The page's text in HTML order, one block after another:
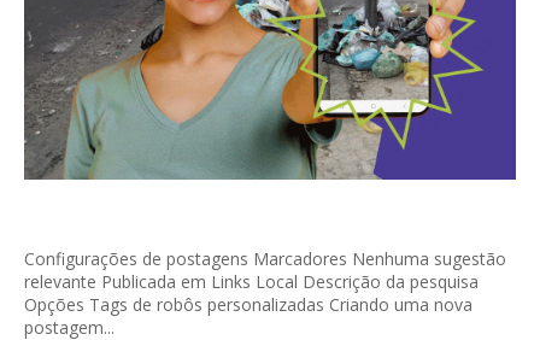
Configurações de postagens Marcadores Nenhuma sugestão
relevante Publicada em Links Local Descrição da pesquisa
Opções Tags de robôs personalizadas Criando uma nova
postagem...